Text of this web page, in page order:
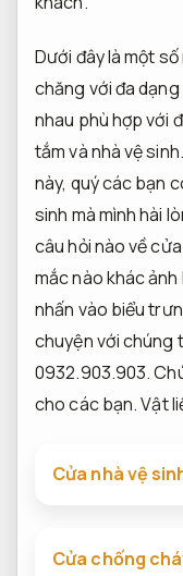
Dưới đây là một
chăng với đa
nhau phù hợp với
tắm và nhà vệ
này, quý các bạn
sinh mà mình hài
câu hỏi nào về
mắc nào khác
nhấn vào biểu
chuyện với chúng
0932.903.903.
cho các bạn.Vật
Cửa nhà vệ
Cửa chống